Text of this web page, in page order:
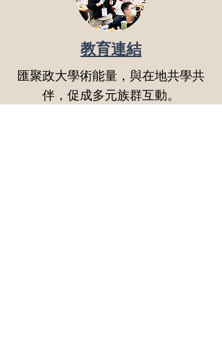
教育連結
匯聚政大學術能量，與在地共學共
伴，促成多元族群互動。